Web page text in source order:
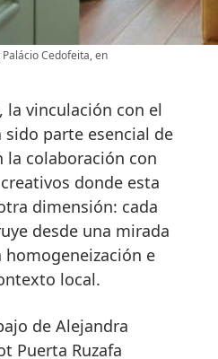
Cedofeita, en
la vinculación con el
parte esencial de
la colaboración con
donde esta
dimensión: cada
desde una mirada
e
local.
de Alejandra
Puerta Ruzafa